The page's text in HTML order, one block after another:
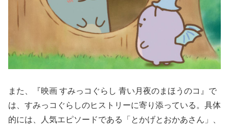
また、『映画 すみっコぐらし 青い月夜のまほうのコ』で
は、すみっコぐらしのヒストリーに寄り添っている。具体
的には、人気エピソードである「とかげとおかあさん」、